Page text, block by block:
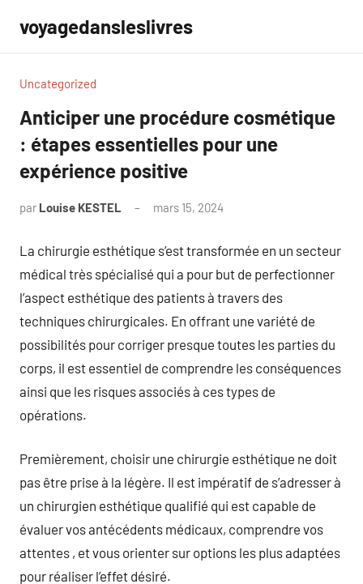
contenu
voyagedansleslivres
Uncategorized
Anticiper une procédure cosmétique
: étapes essentielles pour une
expérience positive
par Louise KESTEL mars 15, 2024
La chirurgie esthétique s’est transformée en un secteur
médical très spécialisé qui a pour but de perfectionner
l’aspect esthétique des patients à travers des
techniques chirurgicales. En offrant une variété de
possibilités pour corriger presque toutes les parties du
corps, il est essentiel de comprendre les conséquences
ainsi que les risques associés à ces types de
opérations.
Premièrement, choisir une chirurgie esthétique ne doit
pas être prise à la légère. Il est impératif de s’adresser à
un chirurgien esthétique qualifié qui est capable de
évaluer vos antécédents médicaux, comprendre vos
attentes , et vous orienter sur options les plus adaptées
pour réaliser l’effet désiré.